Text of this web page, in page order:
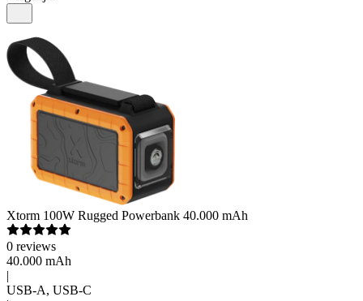
Xtorm 100W Rugged Powerbank 40.000 mAh
0 reviews
40.000 mAh
|
USB-A, USB-C